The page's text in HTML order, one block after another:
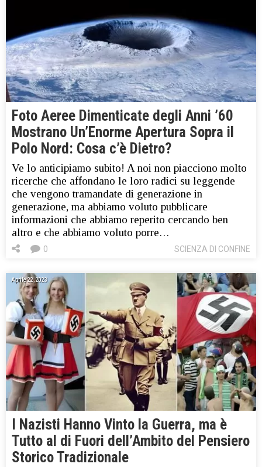
Foto Aeree Dimenticate degli Anni ’60
Mostrano Un’Enorme Apertura Sopra il
Polo Nord: Cosa c’è Dietro?
Ve lo anticipiamo subito! A noi non piacciono molto
ricerche che affondano le loro radici su leggende
che vengono tramandate di generazione in
generazione, ma abbiamo voluto pubblicare
informazioni che abbiamo reperito cercando ben
altro e che abbiamo voluto porre…
SCIENZA DI CONFINE
0
Aprile 22, 2023
I Nazisti Hanno Vinto la Guerra, ma è
Tutto al di Fuori dell’Ambito del Pensiero
Storico Tradizionale